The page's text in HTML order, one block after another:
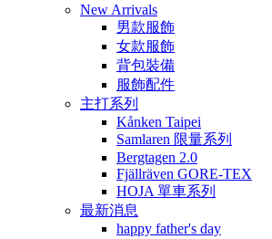
New Arrivals
男款服飾
女款服飾
背包裝備
服飾配件
主打系列
Kånken Taipei
Samlaren 限量系列
Bergtagen 2.0
Fjällräven GORE-TEX
HOJA 單車系列
最新消息
happy father's day